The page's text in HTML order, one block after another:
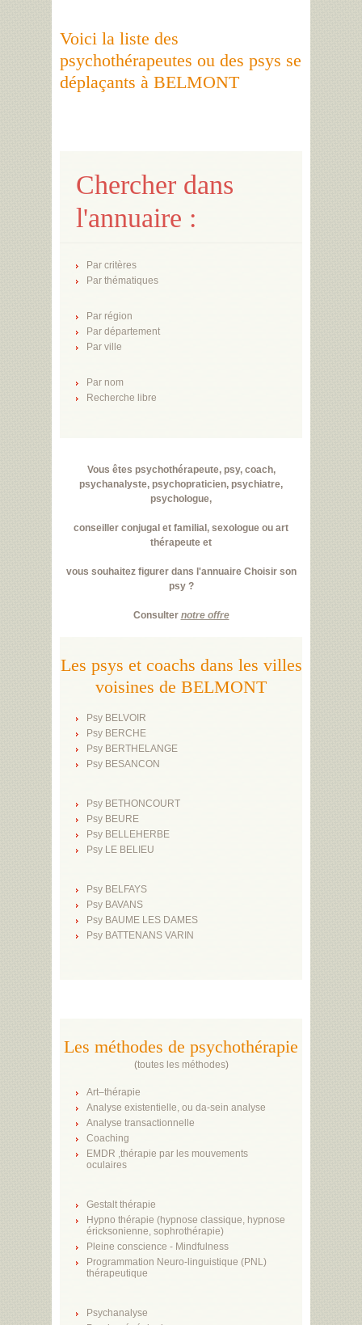
Voici la liste des
psychothérapeutes ou des psys se
déplaçants à BELMONT
Chercher dans
l'annuaire :
Par critères
Par thématiques
Par région
Par département
Par ville
Par nom
Recherche libre
Vous êtes psychothérapeute, psy, coach,
psychanalyste, psychopraticien, psychiatre,
psychologue,
conseiller conjugal et familial, sexologue ou art
thérapeute et
vous souhaitez figurer dans l'annuaire Choisir son
psy ?
Consulter notre offre
Les psys et coachs dans les villes
voisines de BELMONT
Psy BELVOIR
Psy BERCHE
Psy BERTHELANGE
Psy BESANCON
Psy BETHONCOURT
Psy BEURE
Psy BELLEHERBE
Psy LE BELIEU
Psy BELFAYS
Psy BAVANS
Psy BAUME LES DAMES
Psy BATTENANS VARIN
Les méthodes de psychothérapie
(toutes les méthodes)
Art–thérapie
Analyse existentielle, ou da-sein analyse
Analyse transactionnelle
Coaching
EMDR ,thérapie par les mouvements
oculaires
Gestalt thérapie
Hypno thérapie (hypnose classique, hypnose
éricksonienne, sophrothérapie)
Pleine conscience - Mindfulness
Programmation Neuro-linguistique (PNL)
thérapeutique
Psychanalyse